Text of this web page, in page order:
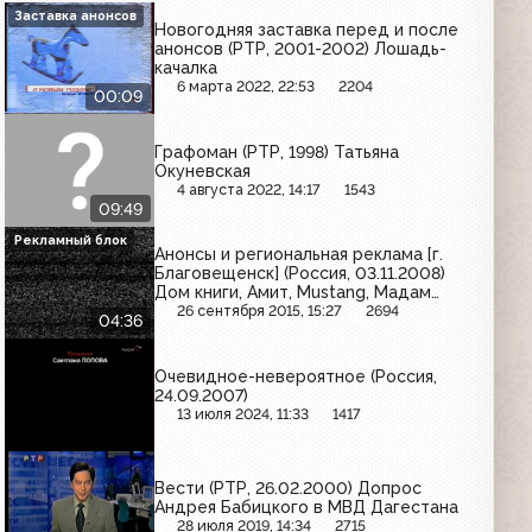
00:09
Новогодняя заставка перед и после
анонсов (РТР, 2001-2002) Лошадь-
качалка
6 марта 2022, 22:53 2204
Заставка анонсов
09:49
Графоман (РТР, 1998) Татьяна
Окуневская
4 августа 2022, 14:17 1543
04:36
Анонсы и региональная реклама [г.
Благовещенск] (Россия, 03.11.2008)
Дом книги, Амит, Mustang, Мадам
Повари, такси "Лондон", Карат
26 сентября 2015, 15:27 2694
Рекламный блок
Очевидное-невероятное (Россия,
24.09.2007)
13 июля 2024, 11:33 1417
Вести (РТР, 26.02.2000) Допрос
Андрея Бабицкого в МВД Дагестана
28 июля 2019, 14:34 2715